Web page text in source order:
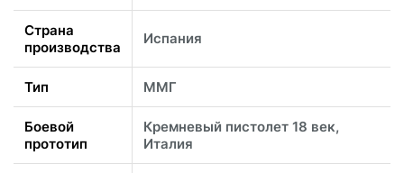
Страна
производства
Испания
Тип ММГ
Боевой
прототип
Кремневый пистолет 18 век,
Италия